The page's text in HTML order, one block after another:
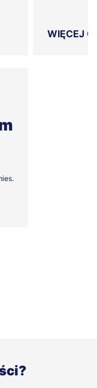
WIĘCEJ